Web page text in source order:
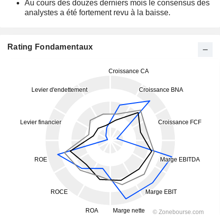
Au cours des douzes derniers mois le consensus des
analystes a été fortement revu à la baisse.
Rating Fondamentaux